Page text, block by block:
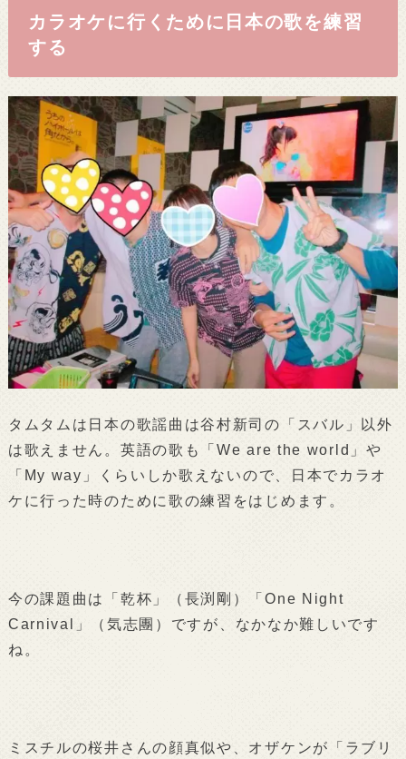
カラオケに行くために日本の歌を練習
する
タムタムは日本の歌謡曲は谷村新司の「スバル」以外
は歌えません。英語の歌も「We are the world」や
「My way」くらいしか歌えないので、日本でカラオ
ケに行った時のために歌の練習をはじめます。
今の課題曲は「乾杯」（長渕剛）「One Night
Carnival」（気志團）ですが、なかなか難しいです
ね。
ミスチルの桜井さんの顔真似や、オザケンが「ラブリ